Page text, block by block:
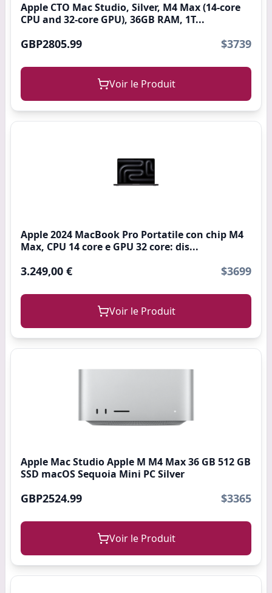
Apple CTO Mac Studio, Silver, M4 Max (14-core
CPU and 32-core GPU), 36GB RAM, 1T...
GBP2805.99 $3739
Voir le Produit
Apple 2024 MacBook Pro Portatile con chip M4
Max, CPU 14 core e GPU 32 core: dis...
3.249,00 € $3699
Voir le Produit
Apple Mac Studio Apple M M4 Max 36 GB 512 GB
SSD macOS Sequoia Mini PC Silver
GBP2524.99 $3365
Voir le Produit